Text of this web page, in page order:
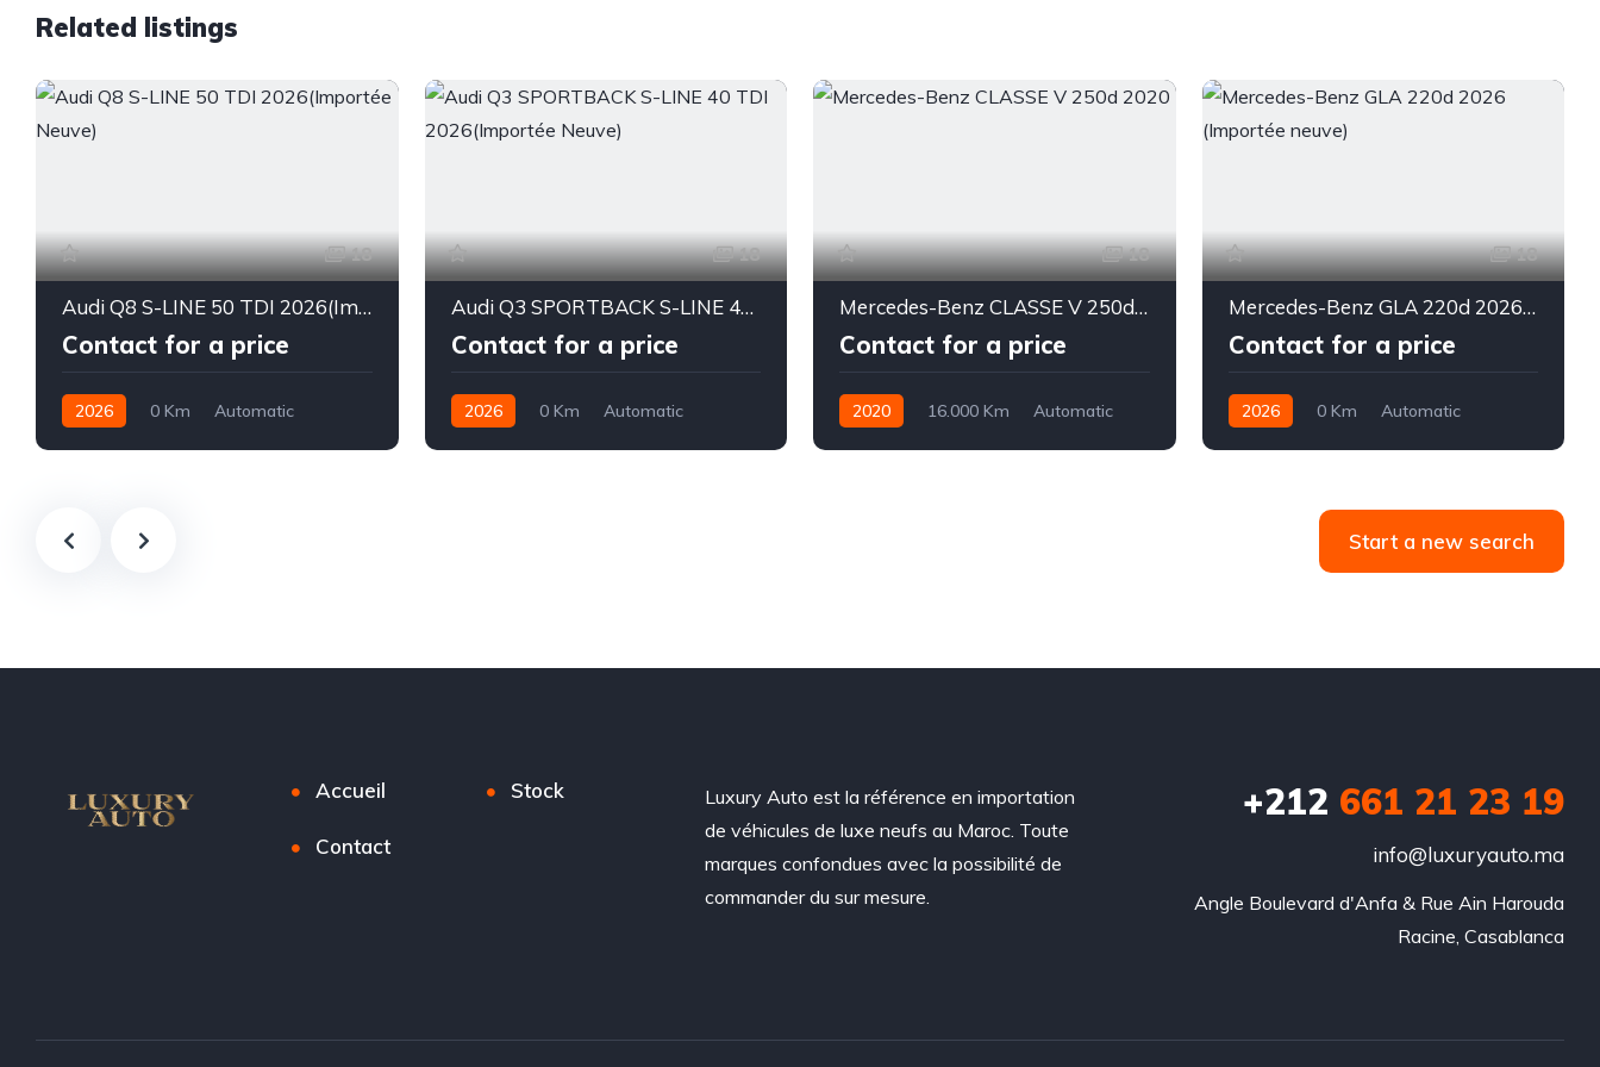
Related listings
18
Audi Q8 S-LINE 50 TDI 2026(Importée Neuve)
Contact for a price
2026 0 Km
Automatic
18
Audi Q3 SPORTBACK S-LINE 40 TDI 2026(Importée Neuve)
Contact for a price
2026 0 Km
Automatic
18
Mercedes-Benz CLASSE V 250d 2020
Contact for a price
2020 16.000 Km
Automatic
18
Mercedes-Benz GLA 220d 2026 (Importée neuve)
Contact for a price
2026 0 Km
Automatic
Start a new search
Accueil Stock
Contact
Luxury Auto est la référence en importation
de véhicules de luxe neufs au Maroc. Toute
marques confondues avec la possibilité de
commander du sur mesure.
+212 ‭661 21 23 19‬
info@luxuryauto.ma
Angle Boulevard d'Anfa & Rue Ain Harouda
Racine, Casablanca